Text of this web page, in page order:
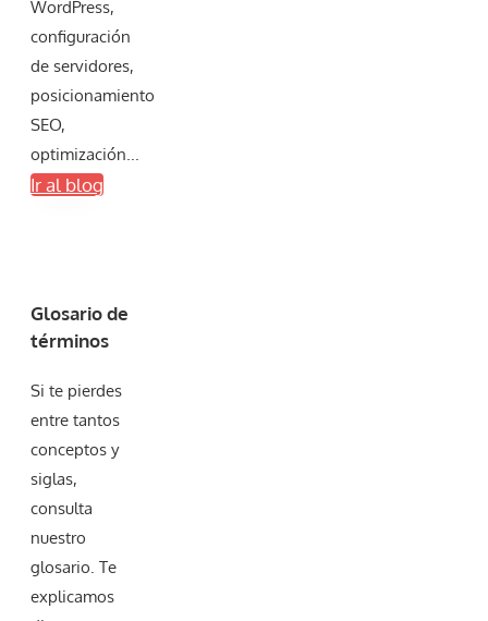
WordPress,
configuración
de servidores,
posicionamiento
SEO,
optimización...
Ir al blog
Glosario de
términos
Si te pierdes
entre tantos
conceptos y
siglas,
consulta
nuestro
glosario. Te
explicamos